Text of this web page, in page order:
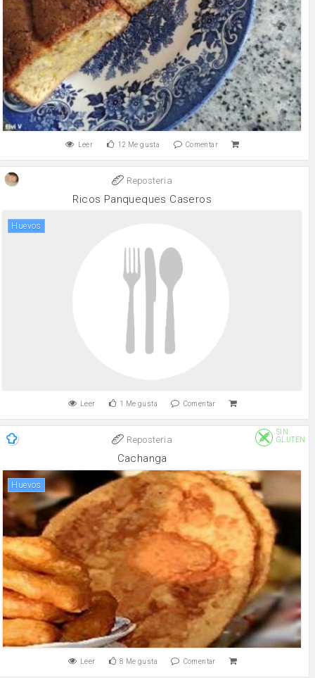
Leer 12 Me gusta Comentar
Reposteria
Ricos Panqueques Caseros
huevos
Leer 1 Me gusta Comentar
Reposteria
SIN
GLUTEN
Cachanga
huevos
Leer 8 Me gusta Comentar